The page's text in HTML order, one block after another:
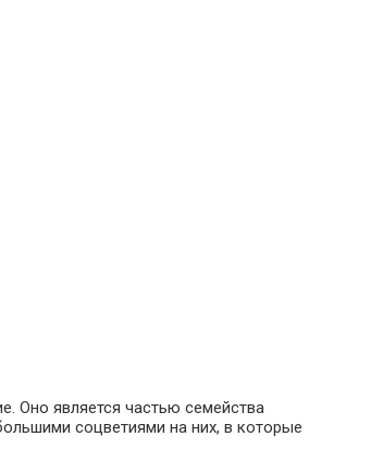
Оно является частью семейства
соцветиями на них, в которые